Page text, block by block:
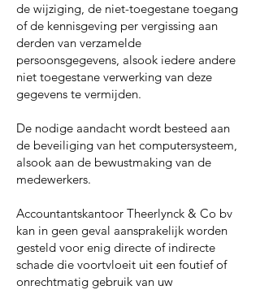
de wijziging, de niet-toegestane toegang
of de kennisgeving per vergissing aan
derden van verzamelde
persoonsgegevens, alsook iedere andere
niet toegestane verwerking van deze
gegevens te vermijden.
De nodige aandacht wordt besteed aan
de beveiliging van het computersysteem,
alsook aan de bewustmaking van de
medewerkers.
Accountantskantoor Theerlynck & Co bv
kan in geen geval aansprakelijk worden
gesteld voor enig directe of indirecte
schade die voortvloeit uit een foutief of
onrechtmatig gebruik van uw